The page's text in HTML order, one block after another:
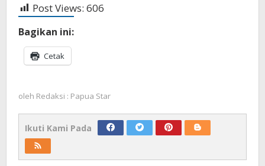
Post Views: 606
Bagikan ini:
Cetak
oleh Redaksi : Papua Star
Ikuti Kami Pada